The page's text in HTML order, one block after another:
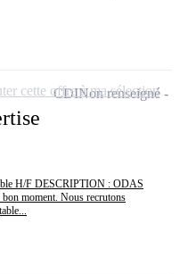
H/F DESCRIPTION : ODAS
moment. Nous recrutons
CDINon renseigné
cette offre à ma sélection